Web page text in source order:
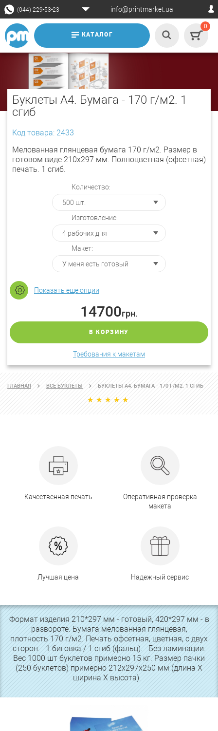
(044) 229-53-23 info@printmarket.ua
КАТАЛОГ
0
Буклеты А4. Бумага - 170 г/м2. 1
сгиб
Код товара: 2433
Мелованная глянцевая бумага 170 г/м2. Размер в
готовом виде 210х297 мм. Полноцветная (офсетная)
печать. 1 сгиб.
Количество:
Изготовление:
Макет:
Показать еще опции
14700грн.
В КОРЗИНУ
Требования к макетам
ГЛАВНАЯ ВСЕ БУКЛЕТЫ БУКЛЕТЫ А4. БУМАГА - 170 Г/М2. 1 СГИБ
Качественная печать
Оперативная проверка
макета
Лучшая цена Надежный сервис
Формат изделия 210*297 мм - готовый, 420*297 мм - в
развороте. Бумага мелованная глянцевая,
плотность 170 г/м2. Печать офсетная, цветная, с двух
сторон. 1 биговка / 1 сгиб (фальц). Без ламинации.
Вес 1000 шт буклетов примерно 15 кг. Размер пачки
(250 буклетов) примерно 212х297х250 мм (длина Х
ширина Х высота).